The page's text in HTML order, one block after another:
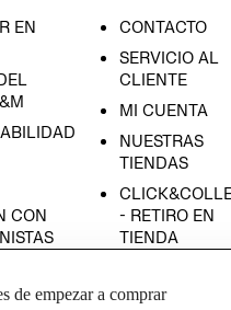
EN
CON
CONTACTO
SERVICIO AL
CLIENTE
MI CUENTA
NUESTRAS
TIENDAS
- RETIRO EN
TIENDA
CONDICIONES
de empezar a comprar